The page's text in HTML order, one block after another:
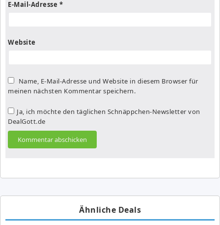
E-Mail-Adresse *
Website
Name, E-Mail-Adresse und Website in diesem Browser für
meinen nächsten Kommentar speichern.
Ja, ich möchte den täglichen Schnäppchen-Newsletter von
DealGott.de
Ähnliche Deals